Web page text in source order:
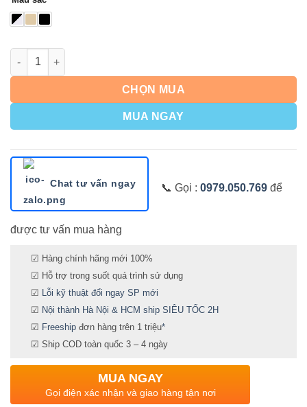
Số lượng
CHỌN MUA
MUA NGAY
Chat tư vấn ngay 📞 Gọi : 0979.050.769để
được tư vấn mua hàng
☑ Hàng chính hãng mới 100%
☑ Hỗ trợ trong suốt quá trình sử dụng
☑ Lỗi kỹ thuật đổi ngay SP mới
☑ Nội thành Hà Nội & HCM ship SIÊU TỐC 2H
☑ Freeship đơn hàng trên 1 triệu*
☑ Ship COD toàn quốc 3 – 4 ngày
MUA NGAY
Gọi điện xác nhận và giao hàng tận nơi